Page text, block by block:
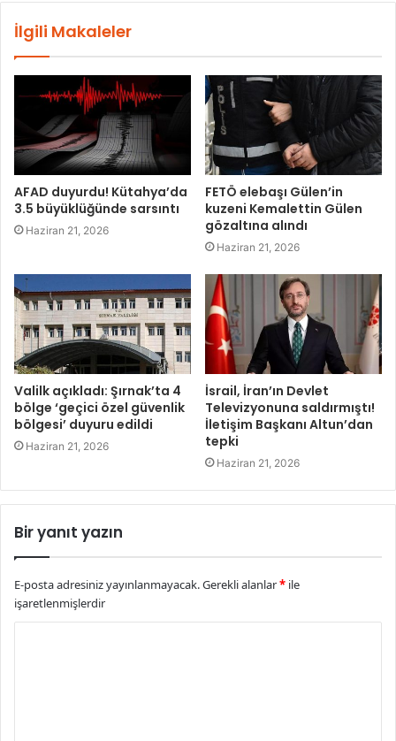
İlgili Makaleler
AFAD duyurdu! Kütahya’da
3.5 büyüklüğünde sarsıntı
Haziran 21, 2026
FETÖ elebaşı Gülen’in
kuzeni Kemalettin Gülen
gözaltına alındı
Haziran 21, 2026
Valilk açıkladı: Şırnak’ta 4
bölge ‘geçici özel güvenlik
bölgesi’ duyuru edildi
Haziran 21, 2026
İsrail, İran’ın Devlet
Televizyonuna saldırmıştı!
İletişim Başkanı Altun’dan
tepki
Haziran 21, 2026
Bir yanıt yazın
E-posta adresiniz yayınlanmayacak.Gerekli alanlar* ile
işaretlenmişlerdir